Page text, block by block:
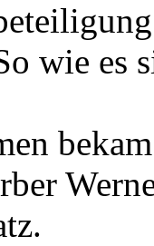
wie es